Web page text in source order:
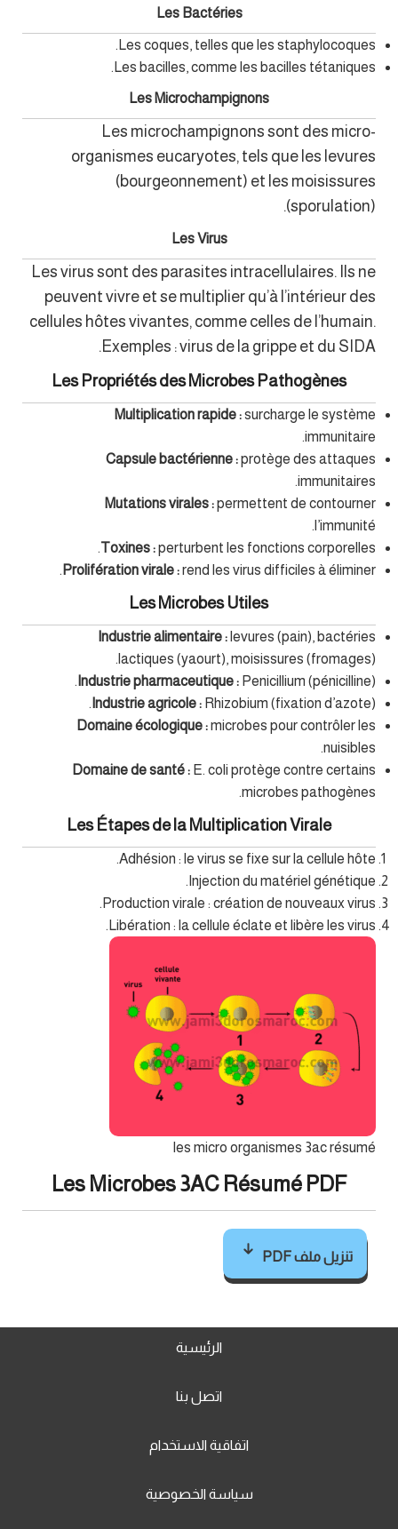
Les Bactéries
Les coques, telles que les staphylocoques.
Les bacilles, comme les bacilles tétaniques.
Les Microchampignons
Les microchampignons sont des micro-
organismes eucaryotes, tels que les levures
(bourgeonnement) et les moisissures
(sporulation).
Les Virus
Les virus sont des parasites intracellulaires. Ils ne
peuvent vivre et se multiplier qu’à l’intérieur des
cellules hôtes vivantes, comme celles de l’humain.
Exemples : virus de la grippe et du SIDA.
Les Propriétés des Microbes Pathogènes
Multiplication rapide :surcharge le système
immunitaire.
Capsule bactérienne :protège des attaques
immunitaires.
Mutations virales :permettent de contourner
l’immunité.
Toxines :perturbent les fonctions corporelles.
Prolifération virale :rend les virus difficiles à éliminer.
Les Microbes Utiles
Industrie alimentaire : levures (pain), bactéries
lactiques (yaourt), moisissures (fromages).
Industrie pharmaceutique : Penicillium (pénicilline).
Industrie agricole : Rhizobium (fixation d’azote).
Domaine écologique :microbes pour contrôler les
nuisibles.
Domaine de santé : E. coli protège contre certains
microbes pathogènes.
Les Étapes de la Multiplication Virale
Adhésion : le virus se fixe sur la cellule hôte.
Injection du matériel génétique.
Production virale : création de nouveaux virus.
Libération : la cellule éclate et libère les virus.
les micro organismes 3ac résumé
Les Microbes 3AC Résumé PDF
تنزيل ملف PDF
الرئيسية
اتصل بنا
اتفاقية الاستخدام
سياسة الخصوصية